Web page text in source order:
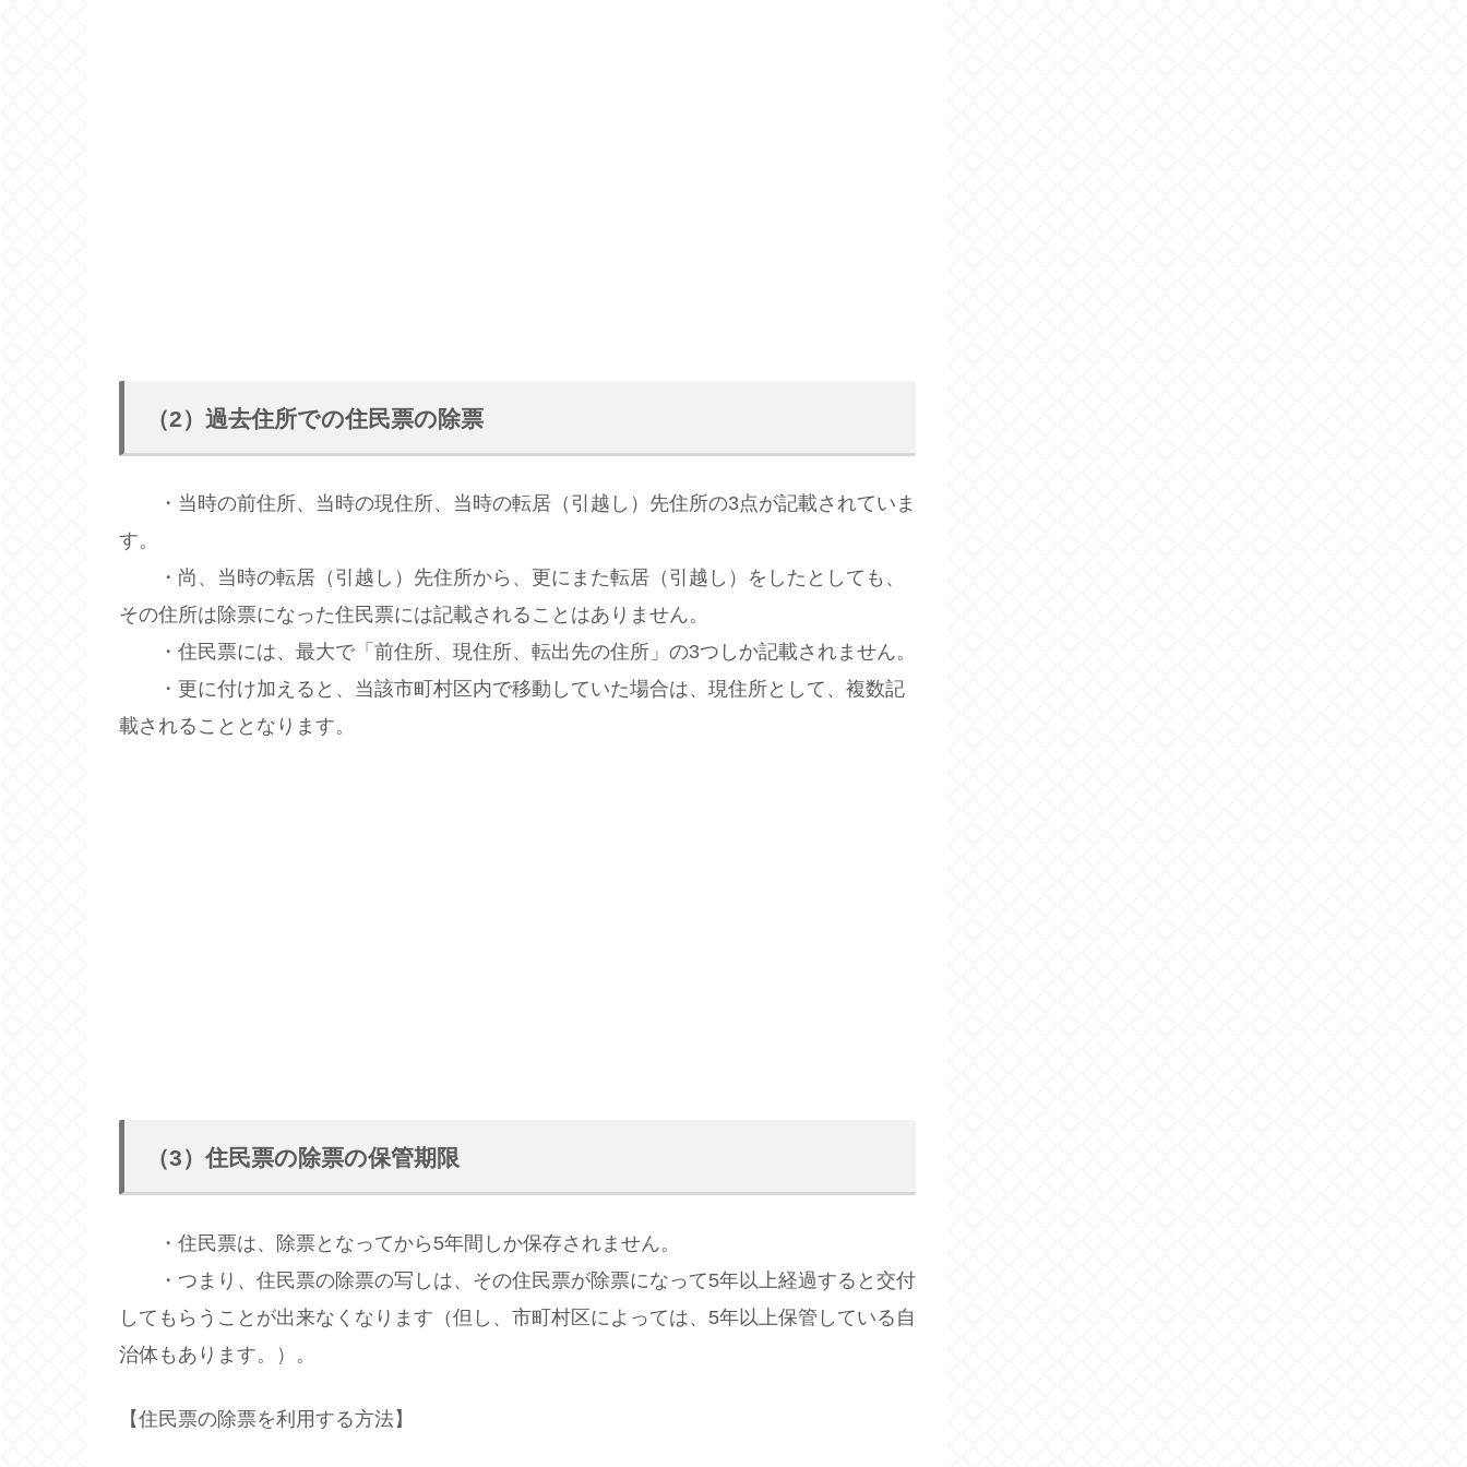
（2）過去住所での住民票の除票
・当時の前住所、当時の現住所、当時の転居（引越し）先住所の3点が記載されていま
す。
・尚、当時の転居（引越し）先住所から、更にまた転居（引越し）をしたとしても、
その住所は除票になった住民票には記載されることはありません。
・住民票には、最大で「前住所、現住所、転出先の住所」の3つしか記載されません。
・更に付け加えると、当該市町村区内で移動していた場合は、現住所として、複数記
載されることとなります。
（3）住民票の除票の保管期限
・住民票は、除票となってから5年間しか保存されません。
・つまり、住民票の除票の写しは、その住民票が除票になって5年以上経過すると交付
してもらうことが出来なくなります（但し、市町村区によっては、5年以上保管している自
治体もあります。）。
【住民票の除票を利用する方法】